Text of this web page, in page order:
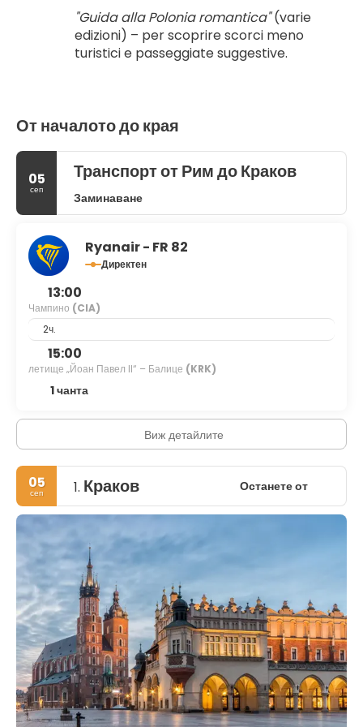
"Guida alla Polonia romantica" (varie
edizioni) – per scoprire scorci meno
turistici e passeggiate suggestive.
От началото до края
05
сеп
Транспорт от Рим до Краков
Заминаване
Ryanair - FR 82
Директен
13:00
Чампино (CIA)
2ч.
15:00
летище „Йоан Павел II“ – Балице (KRK)
1 чанта
Виж детайлите
05
сеп 1. Краков Останете от